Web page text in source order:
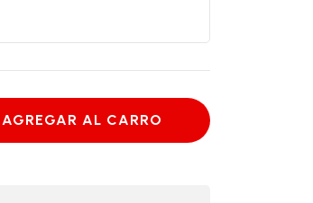
AGREGAR AL CARRO